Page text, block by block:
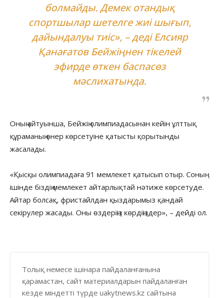
болмайды. Демек отандық
спортшылар шетелге жиі шығып,
дайындалуы тиіс», – деді Елсияр
Қанағатов Бейжіңнен тікелей
эфирде өткен баспасөз
мәслихатында.
Оның айтуынша, Бейжің олимпиадасынан кейін ұлттық
құраманың өнер көрсетуіне қатысты қорытынды
жасалады.
«Қысқы олимпиадаға 91 мемлекет қатысып отыр. Соның
ішінде біздің мемлекет айтарлықтай нәтиже көрсетуде.
Айтар болсақ, фристайлдан қыздарымыз қандай
секірулер жасады. Оны өздеріңіз көрдіңіздер», – дейді ол.
Толық немесе ішінара пайдаланғанына
қарамастан, сайт материалдарын пайдаланған
кезде міндетті түрде uakytnews.kz сайтына